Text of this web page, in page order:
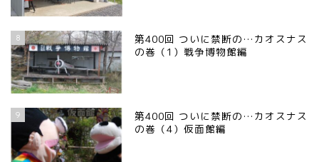
8
第400回 ついに禁断の…カオスナス
の巻（1）戦争博物館編
9
第400回 ついに禁断の…カオスナス
の巻（4）仮面館編